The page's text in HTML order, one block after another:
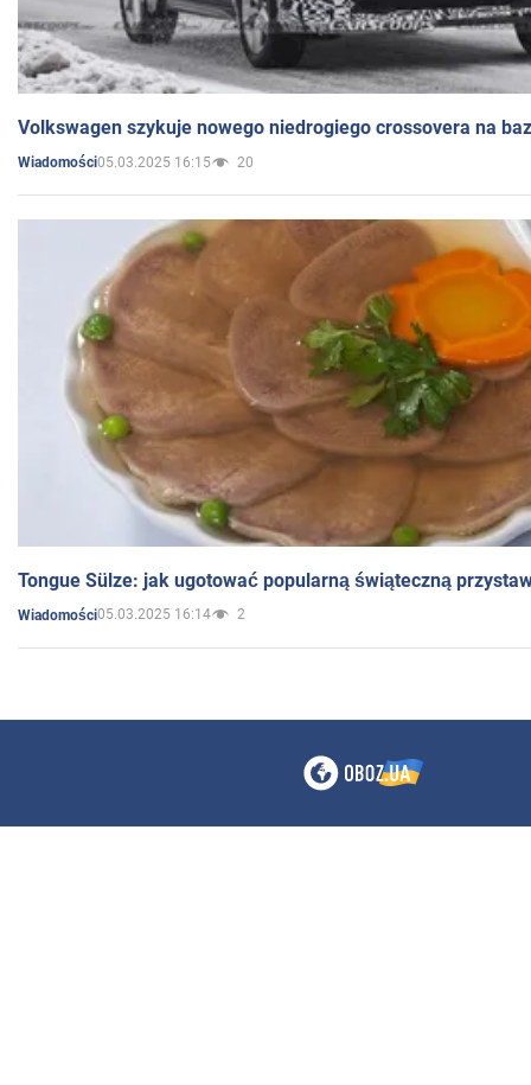
Volkswagen szykuje nowego niedrogiego crossovera na
Wiadomości05.03.2025 16:15 20
Tongue Sülze: jak ugotować popularną świąteczną
Wiadomości05.03.2025 16:14 2